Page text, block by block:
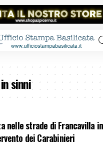
sinni
nelle strade di Francavilla
dei Carabinieri